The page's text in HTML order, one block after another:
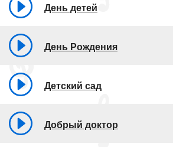
День детей
День Рождения
Детский сад
Добрый доктор